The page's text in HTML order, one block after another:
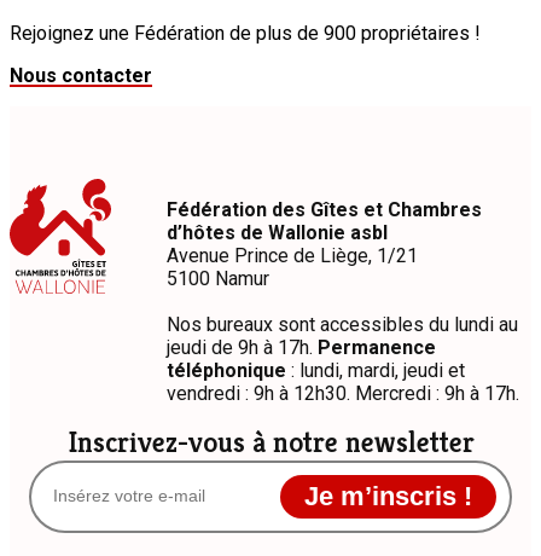
Rejoignez une Fédération de plus de 900 propriétaires !
Nous contacter
Inscrivez-vous à notre newsletter
Je m’inscris !
Fédération des Gîtes et Chambres
d’hôtes de Wallonie asbl
Avenue Prince de Liège, 1/21
5100 Namur
Nos bureaux sont accessibles du lundi au
jeudi de 9h à 17h. Permanence
téléphonique : lundi, mardi, jeudi et
vendredi : 9h à 12h30. Mercredi : 9h à 17h.